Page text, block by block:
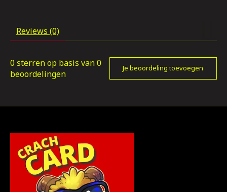
Reviews (0)
0 sterren op basis van0
beoordelingen
Je beoordeling toevoegen